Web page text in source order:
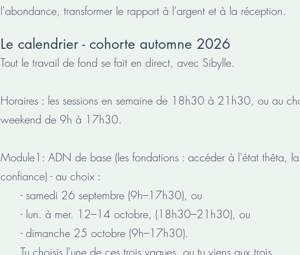
l'abondance, transformer le rapport à l'argent et à la réception.
Le calendrier - cohorte automne 2026
Tout le travail de fond se fait en direct, avec Sibylle.
Horaires : les sessions en semaine de 18h30 à 21h30, ou au
weekend de 9h à 17h30.
Module1: ADN de base (les fondations : accéder à l'état thêta,
confiance) - au choix :
- samedi 26 septembre (9h–17h30), ou
- lun. à mer. 12–14 octobre, (18h30–21h30), ou
- dimanche 25 octobre (9h–17h30).
Tu choisis l'une de ces trois vagues, ou tu viens aux trois.